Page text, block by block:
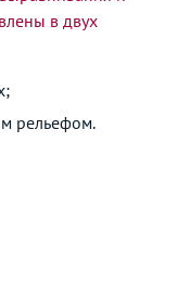
в двух
рельефом.